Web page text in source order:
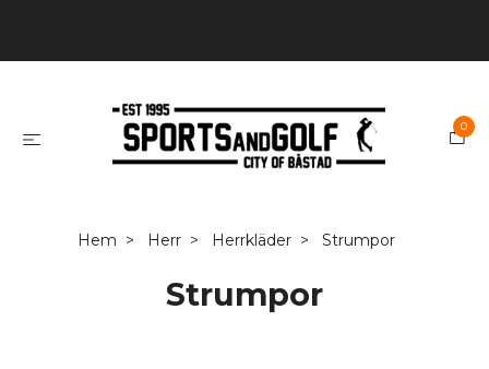
0
Hem Herr Herrkläder Strumpor
Strumpor